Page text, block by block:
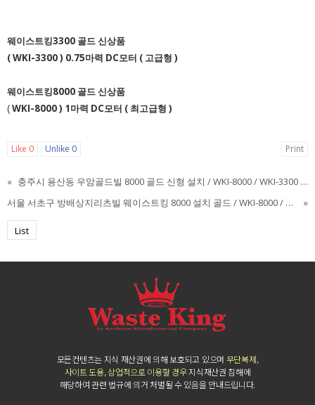
웨이스트킹3300 골드 신상품
( WKI-3300 ) 0.75마력 DC모터 ( 고급형 )
웨이스트킹8000 골드 신상품
( WKI-8000 ) 1마력 DC모터 ( 최고급형 )
Like 0 Unlike 0 Print
«
충주시 용산동 우암골드빌 8000 골드 신형 설치 / WKI-8000 / WKI-3300 / 웨이스트킹8000 / 웨이스트킹3300 / 웨이스트킹 / Waste King / 미국음식물처리기 /hmi코리아
서울 서초구 방배상지리츠빌 웨이스트킹 8000 설치 골드 / WKI-8000 / WKI-3300 / 웨이스트킹 / 웨이스트킹3300 / Wasteking / 웨이스트킹 설치.부품 / Hmi코리아
»
List
모든컨텐츠는 지식 재산권에 의해 보호되고 있으며 무단복제,
사이트 도용, 상업적으로 이용할 경우지식재산권 침해에
해당하여 관련 법규에 의거 처벌될 수 있음을 안내드립니다.